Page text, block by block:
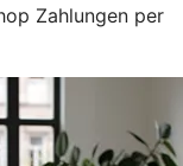
Zahlungen per